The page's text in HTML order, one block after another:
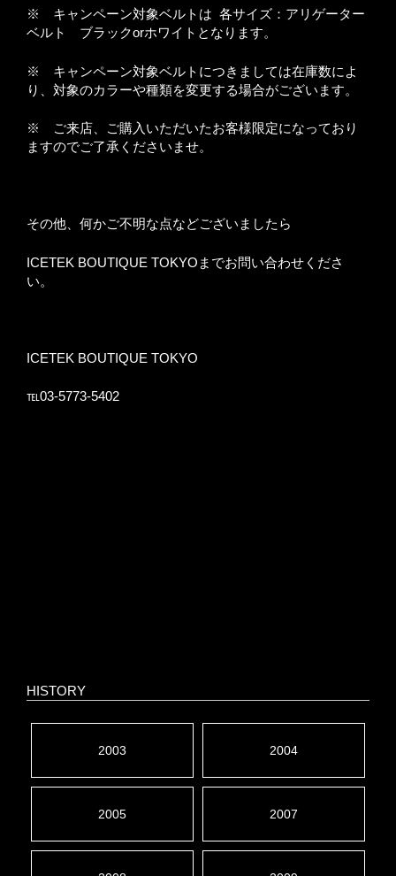
※ キャンペーン対象ベルトは 各サイズ：アリゲーター
ベルト ブラックorホワイトとなります。
※ キャンペーン対象ベルトにつきましては在庫数によ
り、対象のカラーや種類を変更する場合がございます。
※ ご来店、ご購入いただいたお客様限定になっており
ますのでご了承くださいませ。
その他、何かご不明な点などございましたら
ICETEK BOUTIQUE TOKYOまでお問い合わせくださ
い。
ICETEK BOUTIQUE TOKYO
℡03-5773-5402
HISTORY
2003 2004
2005 2007